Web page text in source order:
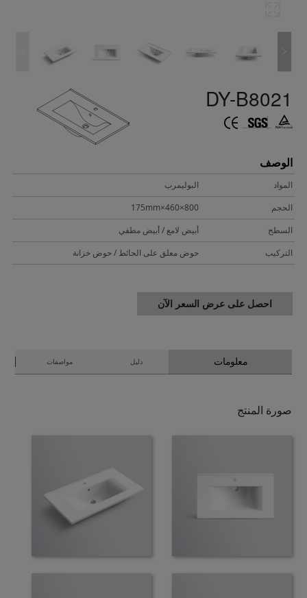
DY-B8021
الوصف
المواد
البوليمرب
الحجم
800×460×175mm
السطح
أبيض لامع / أبيض مطفي
التركيب
حوض معلق على الحائط / حوض خزانة
احصل على عرض السعر الآن
معلومات دليل مواصفات
صورة المنتج